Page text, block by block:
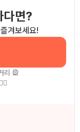
다면?
겨보세요!
리 🎡